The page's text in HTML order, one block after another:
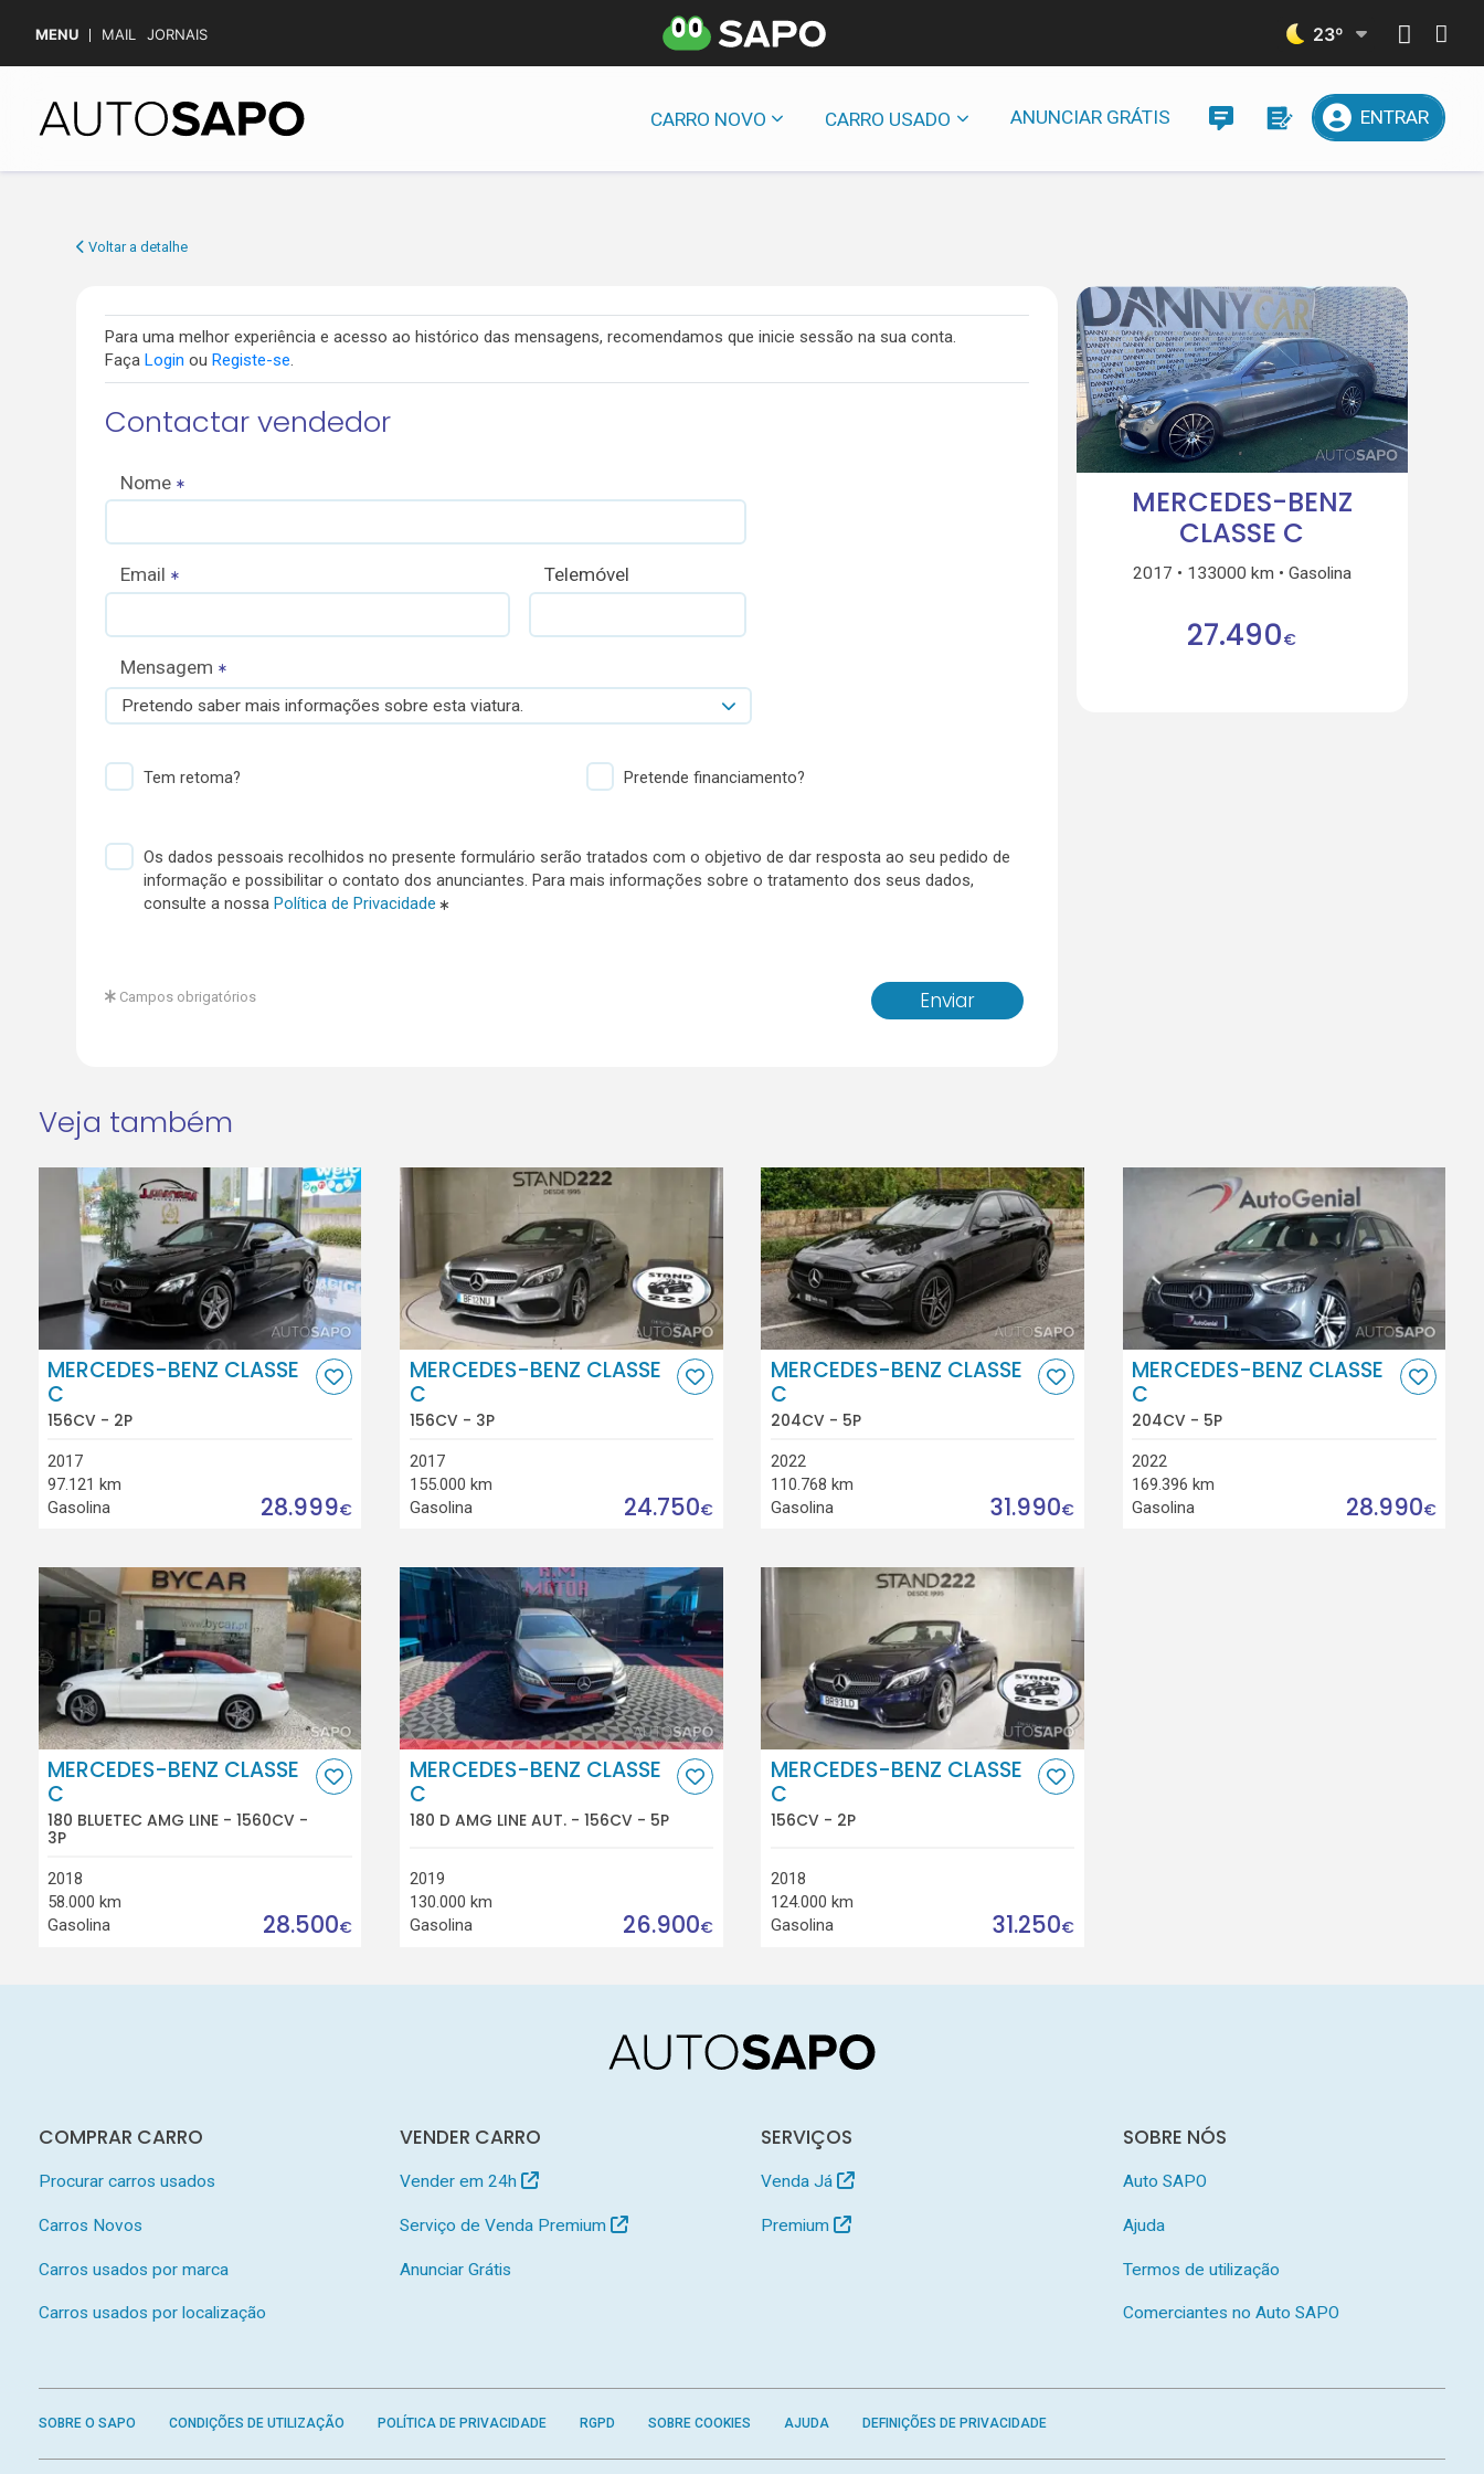
MENU MAIL JORNAIS 23º
CARRO NOVO CARRO USADO ANUNCIAR GRÁTIS ENTRAR
Voltar a detalhe
Para uma melhor experiência e acesso ao histórico das mensagens, recomendamos que inicie sessão na sua conta.
Faça Login ou Registe-se.
Contactar vendedor
Nome
Email Telemóvel
Mensagem
Pretendo saber mais informações sobre esta viatura.
Tem retoma? Pretende financiamento?
Os dados pessoais recolhidos no presente formulário serão tratados com o objetivo de dar resposta ao seu pedido de
informação e possibilitar o contato dos anunciantes. Para mais informações sobre o tratamento dos seus dados,
consulte a nossa Política de Privacidade
Enviar
Campos obrigatórios
MERCEDES-BENZ
CLASSE C
2017 133000 km Gasolina
27.490€
Veja também
MERCEDES-BENZ CLASSE
C
156CV - 2P
2017
97.121 km
Gasolina
28.999€
MERCEDES-BENZ CLASSE
C
156CV - 3P
2017
155.000 km
Gasolina
24.750€
MERCEDES-BENZ CLASSE
C
204CV - 5P
2022
110.768 km
Gasolina
31.990€
MERCEDES-BENZ CLASSE
C
204CV - 5P
2022
169.396 km
Gasolina
28.990€
MERCEDES-BENZ CLASSE
C
180 BLUETEC AMG LINE - 1560CV -
3P
2018
58.000 km
Gasolina
28.500€
MERCEDES-BENZ CLASSE
C
180 D AMG LINE AUT. - 156CV - 5P
2019
130.000 km
Gasolina
26.900€
MERCEDES-BENZ CLASSE
C
156CV - 2P
2018
124.000 km
Gasolina
31.250€
COMPRAR CARRO
Procurar carros usados
Carros Novos
Carros usados por marca
Carros usados por localização
VENDER CARRO
Vender em 24h
Serviço de Venda Premium
Anunciar Grátis
SERVIÇOS
Venda Já
Premium
SOBRE NÓS
Auto SAPO
Ajuda
Termos de utilização
Comerciantes no Auto SAPO
SOBRE O SAPO CONDIÇÕES DE UTILIZAÇÃO POLÍTICA DE PRIVACIDADE RGPD SOBRE COOKIES AJUDA DEFINIÇÕES DE PRIVACIDADE